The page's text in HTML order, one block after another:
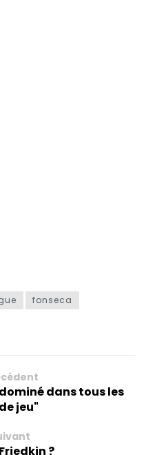
fonseca
dans tous les
jeu"
?